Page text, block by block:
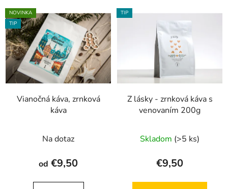
e
p
r
o
d
u
V
ý
p
i
s
p
r
NOVINKA
TIP
Vianočná káva, zrnková
káva
Na dotaz
od €9,50
TIP
Z lásky - zrnková káva s
venovaním 200g
Skladom (>5 ks)
€9,50